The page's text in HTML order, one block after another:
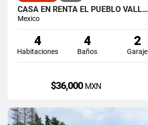
CASA EN RENTA EL PUEBLO VALL…
Mexico
4
Habitaciones
4
Baños
2
Garaje
$36,000 MXN